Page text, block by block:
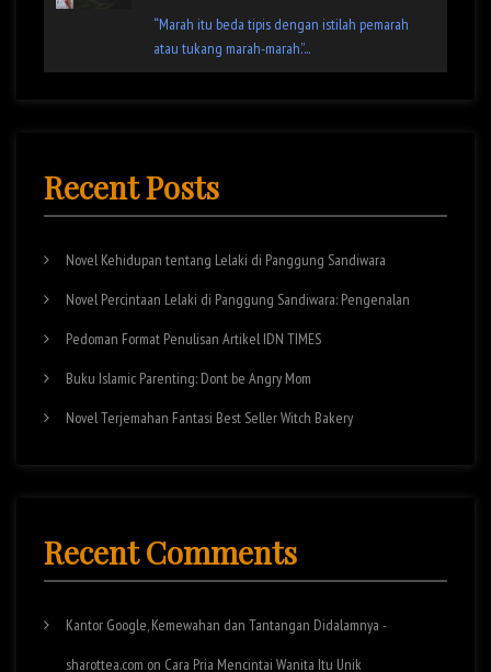
“Marah itu beda tipis dengan istilah pemarah
atau tukang marah-marah.”...
Recent Posts
Novel Kehidupan tentang Lelaki di Panggung Sandiwara
Novel Percintaan Lelaki di Panggung Sandiwara: Pengenalan
Pedoman Format Penulisan Artikel IDN TIMES
Buku Islamic Parenting: Dont be Angry Mom
Novel Terjemahan Fantasi Best Seller Witch Bakery
Recent Comments
Kantor Google, Kemewahan dan Tantangan Didalamnya -
sharottea.com on Cara Pria Mencintai Wanita Itu Unik